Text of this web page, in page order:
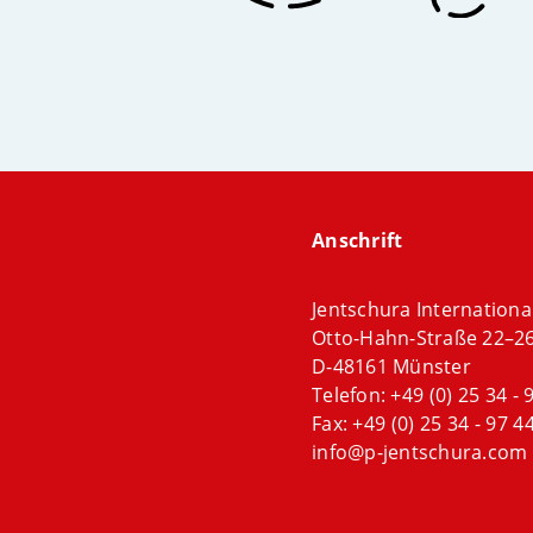
Anschrift
Jentschura
Otto-Hahn-Straße
D-48161 Münster
Telefon:+49 (0) 25 34 -
Fax: +49 (0) 25 34 - 97
info@p-jentschura.com